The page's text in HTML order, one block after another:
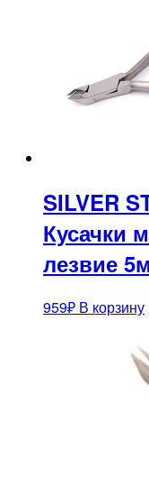
SILVER
Кусачки
лезвие
959₽ В корзину